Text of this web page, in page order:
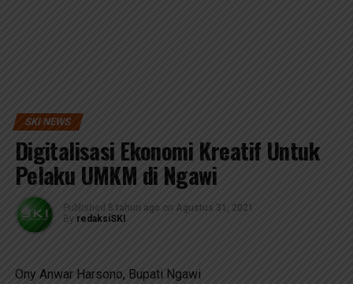
SKI NEWS
Digitalisasi Ekonomi Kreatif Untuk
Pelaku UMKM di Ngawi
Published 5 tahun ago on Agustus 31, 2021
By redaksiSKI
Ony Anwar Harsono, Bupati Ngawi